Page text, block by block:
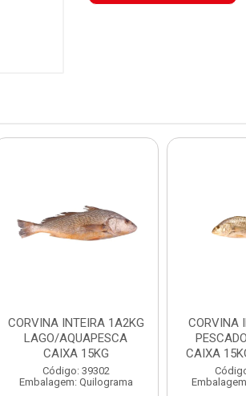
CORVINA INTEIRA 1A2KG
LAGO/AQUAPESCA
CAIXA 15KG
Código: 39302
Embalagem: Quilograma
CORVINA
CAIXA